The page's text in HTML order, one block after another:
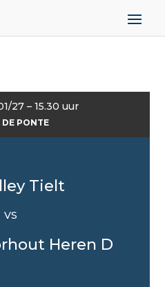
27 – 15.30 uur
DE PONTE
Tielt
VS
Heren D